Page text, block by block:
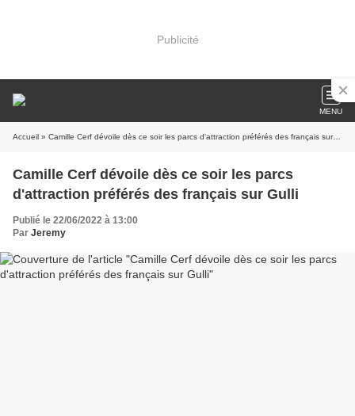
Publicité
MENU
Accueil » Camille Cerf dévoile dès ce soir les parcs d'attraction préférés des français sur Gulli
Camille Cerf dévoile dès ce soir les parcs
d'attraction préférés des français sur Gulli
Publié le 22/06/2022 à 13:00
Par Jeremy